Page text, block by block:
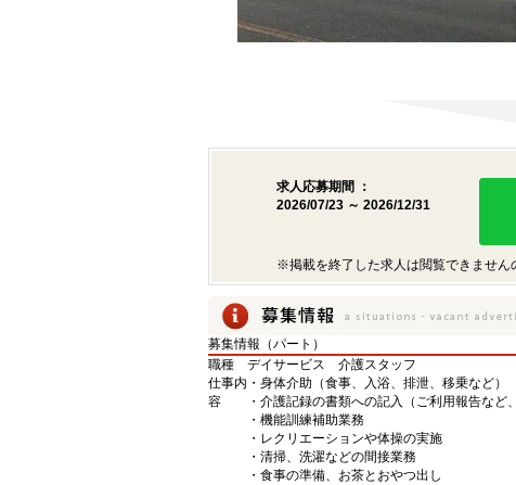
求人応募期間 ：
2026/07/23 ～ 2026/12/31
※掲載を終了した求人は閲覧できません
募集情報（パート）
職種
デイサービス 介護スタッフ
仕事内
容
・身体介助（食事、入浴、排泄、移乗など）
・介護記録の書類への記入（ご利用報告など
・機能訓練補助業務
・レクリエーションや体操の実施
・清掃、洗濯などの間接業務
・食事の準備、お茶とおやつ出し